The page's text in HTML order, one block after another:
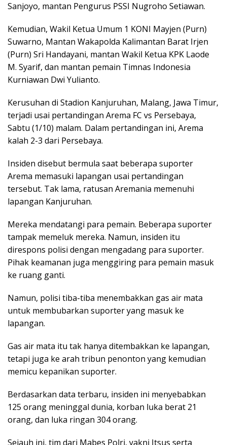
Sanjoyo, mantan Pengurus PSSI Nugroho Setiawan.
Kemudian, Wakil Ketua Umum 1 KONI Mayjen (Purn)
Suwarno, Mantan Wakapolda Kalimantan Barat Irjen
(Purn) Sri Handayani, mantan Wakil Ketua KPK Laode
M. Syarif, dan mantan pemain Timnas Indonesia
Kurniawan Dwi Yulianto.
Kerusuhan di Stadion Kanjuruhan, Malang, Jawa Timur,
terjadi usai pertandingan Arema FC vs Persebaya,
Sabtu (1/10) malam. Dalam pertandingan ini, Arema
kalah 2-3 dari Persebaya.
Insiden disebut bermula saat beberapa suporter
Arema memasuki lapangan usai pertandingan
tersebut. Tak lama, ratusan Aremania memenuhi
lapangan Kanjuruhan.
Mereka mendatangi para pemain. Beberapa suporter
tampak memeluk mereka. Namun, insiden itu
direspons polisi dengan mengadang para suporter.
Pihak keamanan juga menggiring para pemain masuk
ke ruang ganti.
Namun, polisi tiba-tiba menembakkan gas air mata
untuk membubarkan suporter yang masuk ke
lapangan.
Gas air mata itu tak hanya ditembakkan ke lapangan,
tetapi juga ke arah tribun penonton yang kemudian
memicu kepanikan suporter.
Berdasarkan data terbaru, insiden ini menyebabkan
125 orang meninggal dunia, korban luka berat 21
orang, dan luka ringan 304 orang.
Sejauh ini, tim dari Mabes Polri, yakni Itsus serta